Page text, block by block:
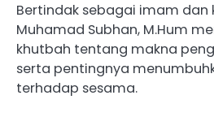
Bertindak sebagai imam dan
Muhamad Subhan, M.Hum
khutbah tentang makna
serta pentingnya
terhadap sesama.